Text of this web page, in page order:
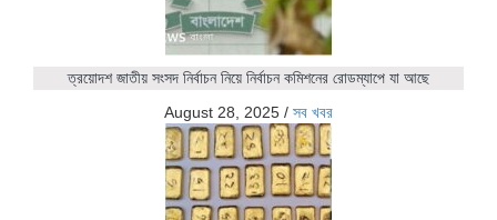
ত্রয়োদশ জাতীয় সংসদ নির্বাচন নিয়ে নির্বাচন কমিশনের রোডম্যাপে যা আছে
August 28, 2025 / সব খবর